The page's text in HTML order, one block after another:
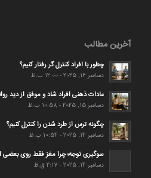
آخرین مطالب
چطور با افراد کنترل گر رفتار کنیم؟
دسامبر 16, 2025 - 12:00 ب.ظ
عادات ذهنی افراد شاد و موفق از دید
دسامبر 15, 2025 - 10:58 ب.ظ
چگونه ترس از طرد شدن را کنترل کنیم؟
دسامبر 14, 2025 - 10:54 ب.ظ
سوگیری توجه؛ چرا مغز فقط روی بعضی
دسامبر 14, 2025 - 2:17 ق.ظ